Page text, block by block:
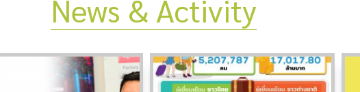
News & Activity